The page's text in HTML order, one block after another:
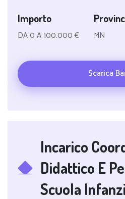
Importo
DA 0 A 100.000 € MN
Scarica
Incarico
Didattico E
Scuola